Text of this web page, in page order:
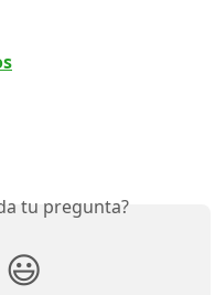
tu pregunta?
😃